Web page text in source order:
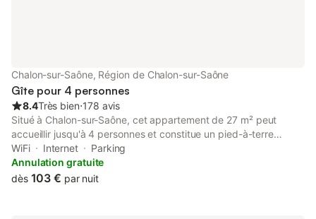
Chalon-sur-Saône, Région de Chalon-sur-Saône
Gîte pour 4 personnes
8.4Très bien⋅178 avis
Situé à Chalon-sur-Saône, cet appartement de 27 m² peut
accueillir jusqu'à 4 personnes et constitue un pied-à-terre
pratique pour explorer la ville. La propriété se trouve à 400 m
du centre-ville et à 1 km de la gare, offrant un accès facile aux
transports en commun. L'intérieur comprend une chambre avec
WiFi Internet
Parking
Annulation gratuite
dès 103 € par nuit